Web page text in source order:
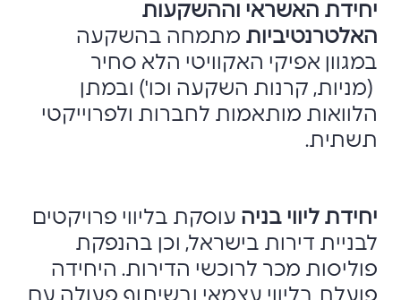
יחידת האשראי וההשקעות
האלטרנטיביות מתמחה בהשקעה
במגוון אפיקי האקוויטי הלא סחיר
(מניות, קרנות השקעה וכו') ובמתן
הלוואות מותאמות לחברות ולפרוייקטי
תשתית.
יחידת ליווי בניה עוסקת בליווי פרויקטים
לבניית דירות בישראל, וכן בהנפקת
פוליסות מכר לרוכשי הדירות. היחידה